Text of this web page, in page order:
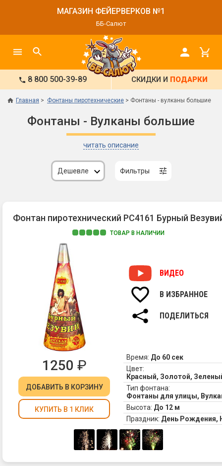
МАГАЗИН ФЕЙЕРВЕРКОВ №1
ББ-Салют
8 800 500-39-89 СКИДКИ И ПОДАРКИ
Главная Фонтаны пиротехнические Фонтаны - вулканы большие
Фонтаны - Вулканы большие
читать описание
Дешевле Фильтры
Фонтан пиротехнический РС4161 Бурный
ТОВАР В НАЛИЧИИ
ВИДЕО
В ИЗБРАННОЕ
ПОДЕЛИТЬСЯ
1250 ₽
ДОБАВИТЬ В КОРЗИНУ
КУПИТЬ В 1 КЛИК
Время: До 60 сек
Цвет:
Красный, Золотой,
Тип фонтана:
Фонтаны для улицы,
Высота: До 12 м
Праздник: День Рождения,